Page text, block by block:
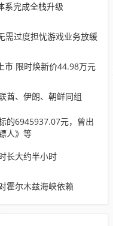
系完成全栈升级
需过度担忧游戏业务放缓
市 限时焕新价44.98万元
酋、伊朗、朝鲜同组
的6945937.07元，曾出
人》等
长大约半小时
霍尔木兹海峡依赖